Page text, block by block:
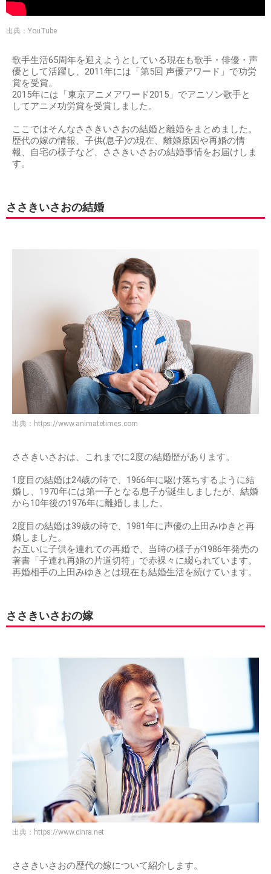
出典：YouTube
歌手生活65周年を迎えようとしている現在も歌手・俳優・声
優として活躍し、2011年には「第5回 声優アワード」で功労
賞を受賞。
2015年には「東京アニメアワード2015」でアニソン歌手と
してアニメ功労賞を受賞しました。
ここではそんなささきいさおの結婚と離婚をまとめました。
歴代の嫁の情報、子供(息子)の現在、離婚原因や再婚の情
報、自宅の様子など、ささきいさおの結婚事情をお届けしま
す。
ささきいさおの結婚
出典： https://www.animatetimes.com
ささきいさおは、これまでに2度の結婚歴があります。
1度目の結婚は24歳の時で、1966年に駆け落ちするように結
婚し、1970年には第一子となる息子が誕生しましたが、結婚
から10年後の1976年に離婚しました。
2度目の結婚は39歳の時で、1981年に声優の上田みゆきと再
婚しました。
お互いに子供を連れての再婚で、当時の様子が1986年発売の
著書「子連れ再婚の片道切符」で赤裸々に綴られています。
再婚相手の上田みゆきとは現在も結婚生活を続けています。
ささきいさおの嫁
出典： https://www.cinra.net
ささきいさおの歴代の嫁について紹介します。